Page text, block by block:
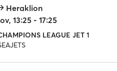
Heraklion
13:25 - 17:25
LEAGUE JET 1